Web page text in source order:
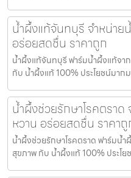
น้ำผึ้งแท้จันทบุรี จำหน่า
อร่อยสดชื่น ราคาถูก
น้ำผึ้งแท้จันทบุรี ฟาร์มน้ำผึ้งแท้จา
กับ น้ำผึ้งแท้ 100% ประโยชน์มาก
น้ำผึ้งช่วยรักษาโรคตรา
หวาน อร่อยสดชื่น ราคา
น้ำผึ้งช่วยรักษาโรคตราด ฟาร์มน้
สุขภาพ กับ น้ำผึ้งแท้ 100% ประโย